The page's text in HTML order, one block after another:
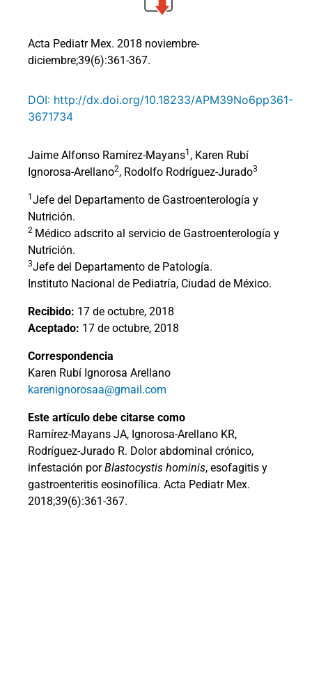
Acta Pediatr Mex. 2018 noviembre-
diciembre;39(6):361-367.
DOI: http://dx.doi.org/10.18233/APM39No6pp361-
3671734
Jaime Alfonso Ramírez-Mayans1 , Karen Rubí
Ignorosa-Arellano2, Rodolfo Rodríguez-Jurado3
1 Jefe del Departamento de Gastroenterología y
Nutrición.
2 Médico adscrito al servicio de Gastroenterología y
Nutrición.
3Jefe del Departamento de Patología.
Instituto Nacional de Pediatría, Ciudad de México.
Recibido: 17 de octubre, 2018
Aceptado: 17 de octubre, 2018
Correspondencia
Karen Rubí Ignorosa Arellano
karenignorosaa@gmail.com
Este artículo debe citarse como
Ramírez-Mayans JA, Ignorosa-Arellano KR,
Rodríguez-Jurado R. Dolor abdominal crónico,
infestación porBlastocystis hominis, esofagitis y
gastroenteritis eosinofílica. Acta Pediatr Mex.
2018;39(6):361-367.